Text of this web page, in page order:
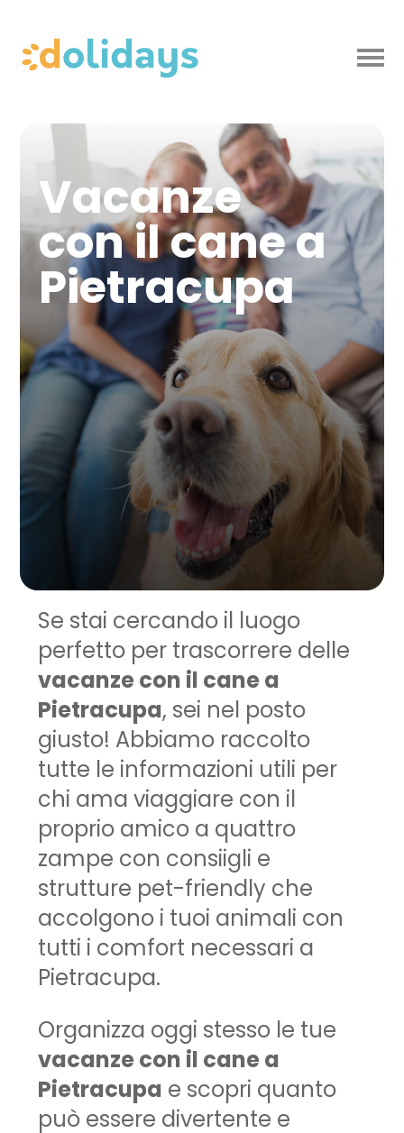
Vacanze
con il cane a
Pietracupa
Se stai cercando il luogo
perfetto per trascorrere delle
vacanze con il cane a
Pietracupa, sei nel posto
giusto! Abbiamo raccolto
tutte le informazioni utili per
chi ama viaggiare con il
proprio amico a quattro
zampe con consiigli e
strutture pet-friendly che
accolgono i tuoi animali con
tutti i comfort necessari a
Pietracupa.
Organizza oggi stesso le tue
vacanze con il cane a
Pietracupa e scopri quanto
può essere divertente e